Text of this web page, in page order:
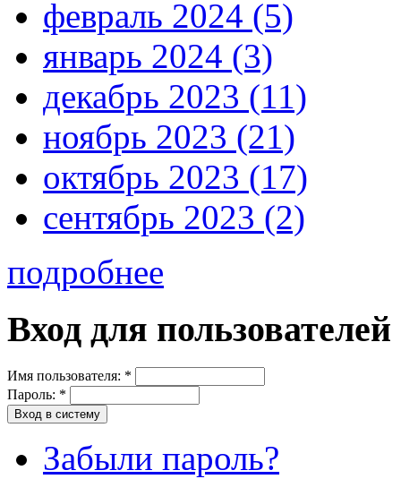
февраль 2024 (5)
январь 2024 (3)
декабрь 2023 (11)
ноябрь 2023 (21)
октябрь 2023 (17)
сентябрь 2023 (2)
подробнее
Вход для пользователей
Имя пользователя: *
Пароль: *
Забыли пароль?